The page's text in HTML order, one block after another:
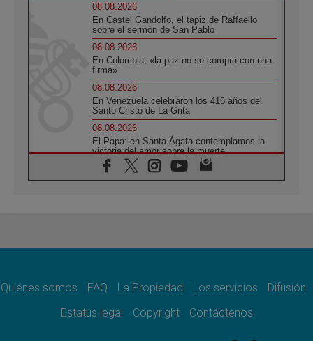
08.08.2026
En Castel Gandolfo, el tapiz de Raffaello
sobre el sermón de San Pablo
08.08.2026
En Colombia, «la paz no se compra con una
firma»
08.08.2026
En Venezuela celebraron los 416 años del
Santo Cristo de La Grita
08.08.2026
El Papa: en Santa Ágata contemplamos la
victoria del amor sobre la muerte
08.08.2026
León XIV visitará el Santuario de la Madre
07.08.2026
07.08.2026
el compromiso del cristiano"
Quiénes somos FAQ La Propiedad Los servicios
Difusión
Estatus legal
Copyright Contáctenos